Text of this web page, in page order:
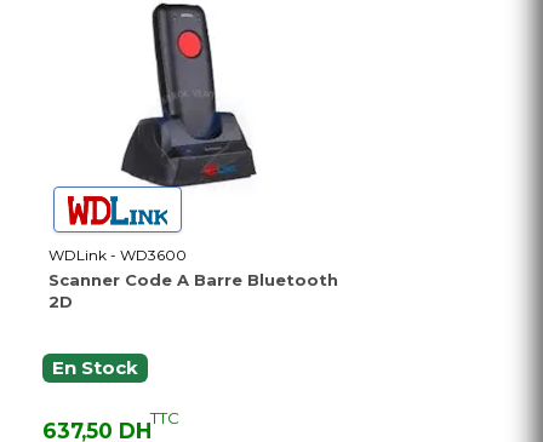
WDLink - WD3600
Scanner Code A Barre Bluetooth
2D
En Stock
637,50 DHTTC